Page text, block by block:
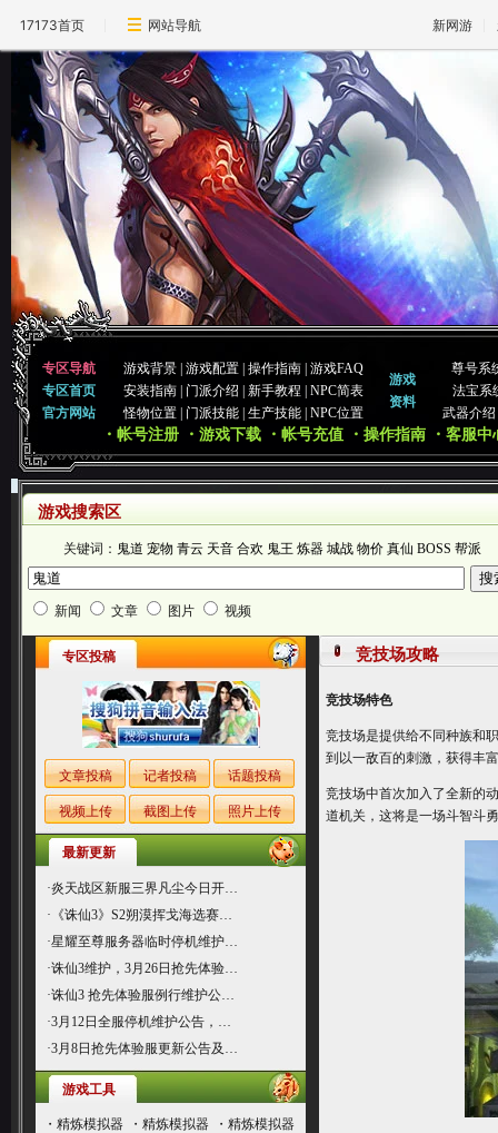
17173首页 网站导航 新网游
专区导航
专区首页
官方网站
游戏背景 |游戏配置 |操作指南 |游戏FAQ
安装指南
门派介绍 |新手教程 |NPC简表
怪物位置
门派技能 |生产技能 |NPC位置
游戏
资料
尊号系
法宝系
武器介绍
・帐号注册 ・游戏下载 ・帐号充值 ・操作指南 ・客服中
游戏搜索区
关键词： 鬼道 宠物 青云 天音 合欢 鬼王 炼器 城战 物价 真仙 BOSS 帮派
新闻 文章 图片 视频
专区投稿
文章投稿 记者投稿 话题投稿
视频上传 截图上传 照片上传
最新更新
·炎天战区新服三界凡尘今日开…
· 《诛仙3》S2朔漠挥戈海选赛…
·星耀至尊服务器临时停机维护…
·诛仙3维护，3月26日抢先体验…
·诛仙3 抢先体验服例行维护公…
·3月12日全服停机维护公告，…
·3月8日抢先体验服更新公告及…
游戏工具
・精炼模拟器 ・精炼模拟器 ・精炼模拟器
竞技场攻略
竞技场特色
竞技场是提供给不同种族和
到以一敌百的刺激，获得丰
竞技场中首次加入了全新的
道机关，这将是一场斗智斗